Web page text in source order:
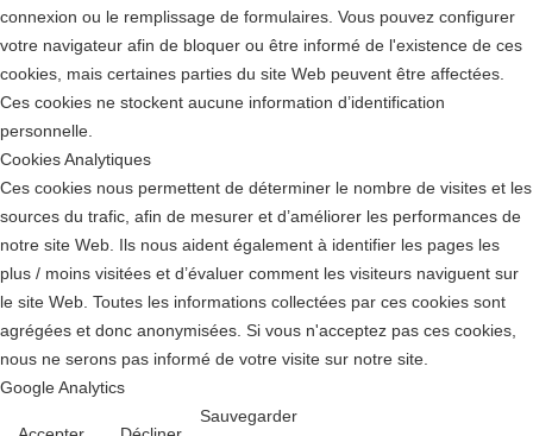
connexion ou le remplissage de formulaires. Vous pouvez configurer
votre navigateur afin de bloquer ou être informé de l'existence de ces
cookies, mais certaines parties du site Web peuvent être affectées.
Ces cookies ne stockent aucune information d’identification
personnelle.
Cookies Analytiques
Ces cookies nous permettent de déterminer le nombre de visites et les
sources du trafic, afin de mesurer et d’améliorer les performances de
notre site Web. Ils nous aident également à identifier les pages les
plus / moins visitées et d’évaluer comment les visiteurs naviguent sur
le site Web. Toutes les informations collectées par ces cookies sont
agrégées et donc anonymisées. Si vous n'acceptez pas ces cookies,
nous ne serons pas informé de votre visite sur notre site.
Google Analytics
Sauvegarder